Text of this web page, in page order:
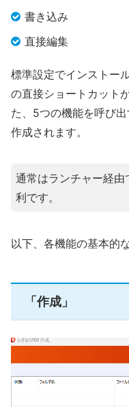
書き込み
直接編集
標準設定でインストー
の直接ショートカット
た、5つの機能を呼び
作成されます。
通常はランチャー経
利です。
以下、各機能の基本的
「作成」